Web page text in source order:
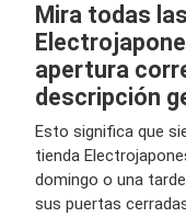
Mira todas
apertura
descripción
Esto significa que
tienda
domingo o una
sus puertas